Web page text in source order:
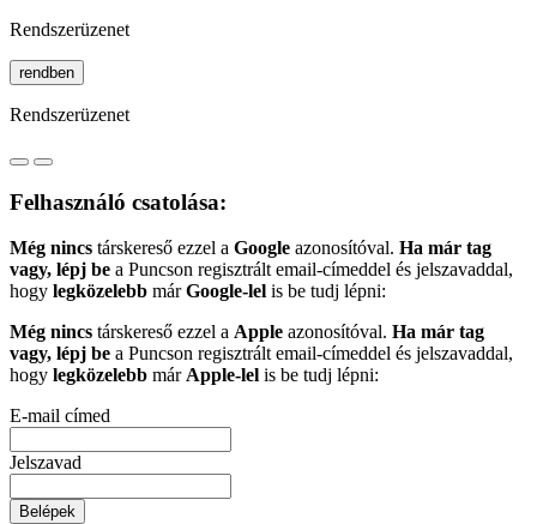
Rendszerüzenet
rendben
Rendszerüzenet
Felhasználó csatolása:
Még nincs társkereső ezzel a Google azonosítóval. Ha már tag
vagy, lépj be a Puncson regisztrált email-címeddel és jelszavaddal,
hogy legközelebb márGoogle-lel is be tudj lépni:
Még nincs társkereső ezzel a Apple azonosítóval. Ha már tag
vagy, lépj be a Puncson regisztrált email-címeddel és jelszavaddal,
hogy legközelebb márApple-lel is be tudj lépni:
E-mail címed
Jelszavad
Belépek